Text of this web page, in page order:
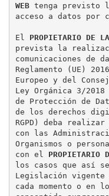
WEB tenga previsto
acceso a datos por
El PROPIETARIO DE
prevista la
comunicaciones de
Reglamento (UE)
Europeo y del
Ley Orgánica 3/
de Protección de
de los derechos
RGPD) deba
con las
Organismos o
con el PROPIETARIO
los casos que así
Legislación vigente
cada momento o en